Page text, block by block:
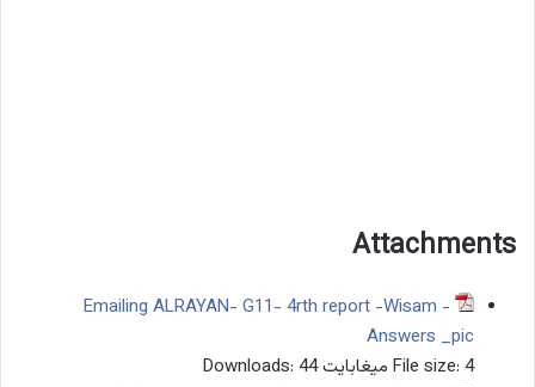
Attachments
Emailing ALRAYAN- G11- 4rth report -Wisam -
Answers _pic
File size: 4 ميغابايت Downloads: 44